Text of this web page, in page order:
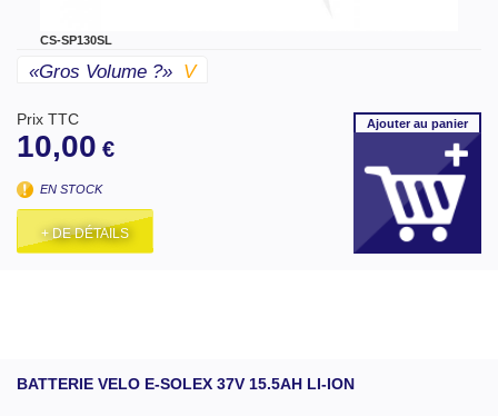
CS-SP130SL
«gros Volume ?» V
Prix TTC
10,00 €
EN STOCK
+ DE DÉTAILS
Ajouterau panier
BATTERIE VELO E-SOLEX 37V 15.5AH LI-ION